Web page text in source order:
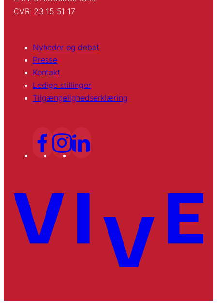
CVR: 23 15 51 17
Nyheder og debat
Presse
Kontakt
Ledige stillinger
Tilgængelighedserklæring